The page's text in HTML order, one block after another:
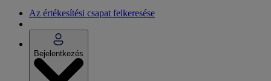
Az értékesítési csapat felkeresése
Bejelentkezés